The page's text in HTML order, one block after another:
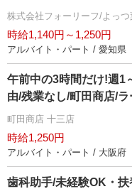
株式会社フォーリーフ/よっつ
時給1,140円～1,250円
アルバイト・パート / 愛知県
午前中の3時間だけ!週1
由/残業なし/町田商店/
町田商店 十三店
時給1,250円
アルバイト・パート / 大阪府
歯科助手/未経験OK・